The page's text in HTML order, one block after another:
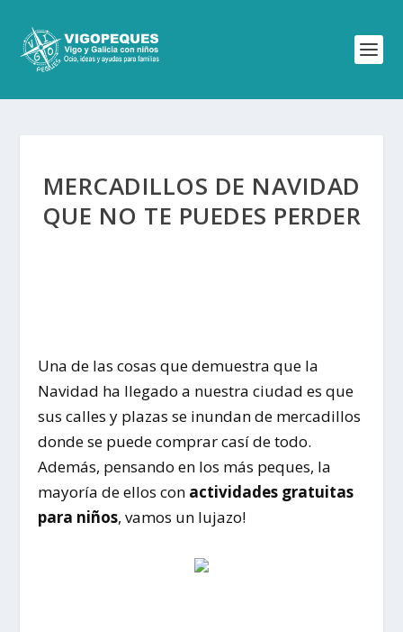
MERCADILLOS DE NAVIDAD
QUE NO TE PUEDES PERDER
Una de las cosas que demuestra que la
Navidad ha llegado a nuestra ciudad es que
sus calles y plazas se inundan de mercadillos
donde se puede comprar casí de todo.
Además, pensando en los más peques, la
mayoría de ellos con actividades gratuitas
para niños, vamos un lujazo!